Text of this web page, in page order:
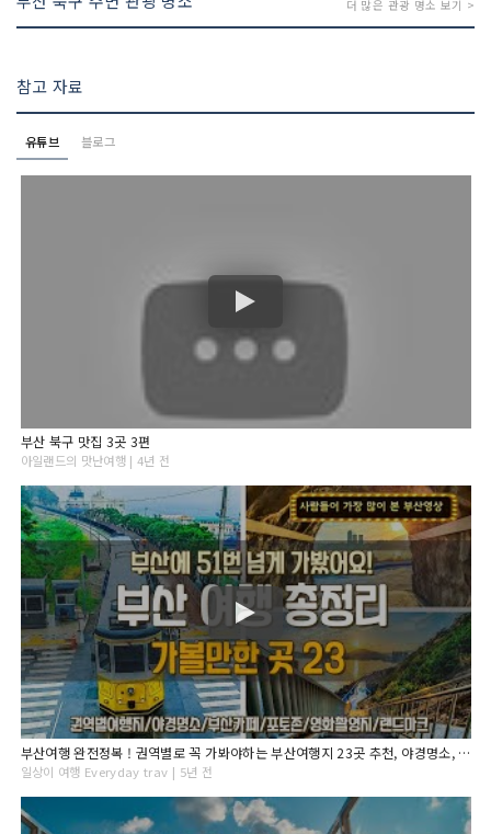
더 많은 관광 명소 보기 >
참고 자료
유튜브 블로그
부산 북구 맛집 3곳 3편
아일랜드의 맛난여행 | 4년 전
부산여행 완전정복 ! 권역별로 꼭 가봐야하는 부산여행지 23곳 추천, 야경명소, 부산카페, 부산포토존, 부산숙소추천, 여행지 가는법과 꿀팁! Busan Travel
일상이 여행 Everyday trav | 5년 전